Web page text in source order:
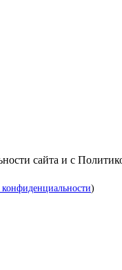
сайта и с
)